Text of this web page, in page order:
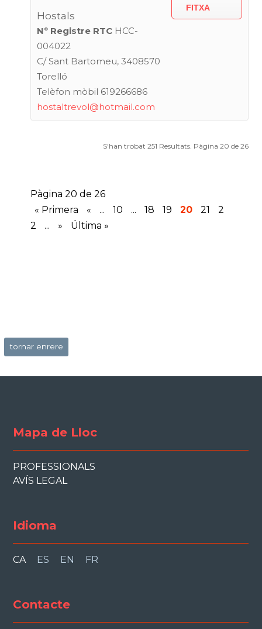
Hostals
Nº Registre RTC HCC-
004022
C/ Sant Bartomeu, 3408570
Torelló
Telèfon mòbil 619266686
hostaltrevol@hotmail.com
FITXA
S'han trobat 251 Resultats. Pàgina 20 de 26
Pàgina 20 de 26
« Primera
« ... 10 ... 18 19 20 21
2
2
... » Última »
tornar enrere
Mapa de Lloc
PROFESSIONALS
AVÍS LEGAL
Idioma
CA ES EN FR
Contacte